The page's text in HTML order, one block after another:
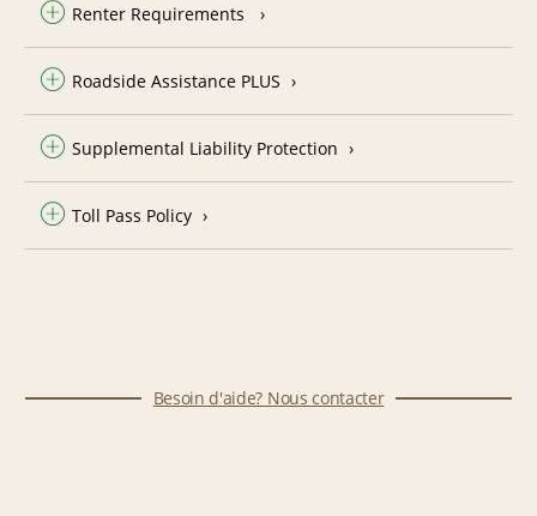
Renter Requirements
Roadside Assistance PLUS
Supplemental Liability Protection
Toll Pass Policy
Besoin d'aide? Nous contacter